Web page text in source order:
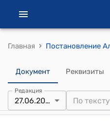
Главная ›
Документ Реквизиты
Редакция
27.06.2018